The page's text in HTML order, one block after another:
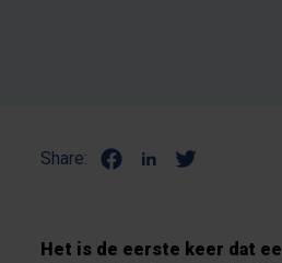
Share:
Het is de eerste keer dat